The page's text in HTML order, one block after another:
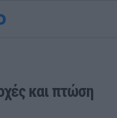
και πτώση